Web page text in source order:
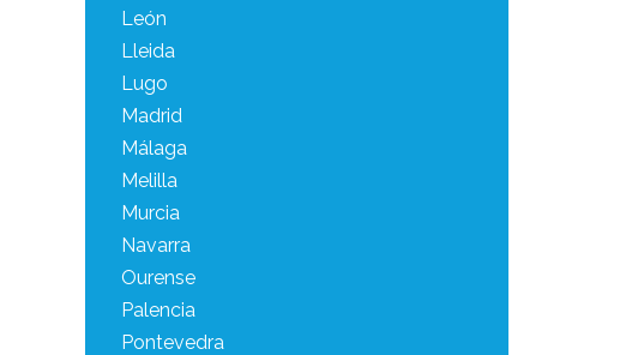
León
Lleida
Lugo
Madrid
Málaga
Melilla
Murcia
Navarra
Ourense
Palencia
Pontevedra